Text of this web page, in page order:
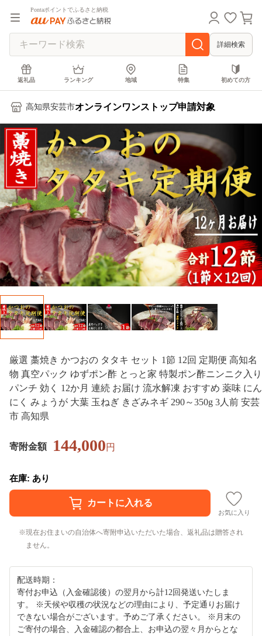
Pontaポイントでふるさと納税
詳細検索
返礼品 ランキング 地域 特集 初めての方
高知県安芸市オンラインワンストップ申請対象
厳選 藁焼き かつおの タタキ セット 1節 12回 定期便 高知名
物 真空パック ゆずポン酢 とっと家 特製ポン酢ニンニク入り
パンチ 効く 12か月 連続 お届け 流水解凍 おすすめ 薬味 にん
にく みょうが 大葉 玉ねぎ きざみネギ 290～350g 3人前 安芸
市 高知県
寄附金額 144,000円
在庫: あり
お気に入り
現在お住まいの自治体へ寄附申込いただいた場合、返礼品は贈答され
ません。
配送時期：
寄付お申込（入金確認後）の翌月から計12回発送いたしま
す。 ※天候や収穫の状況などの理由により、予定通りお届け
できない場合がございます。予めご了承ください。 ※月末の
ご寄付の場合、入金確認の都合上、お申込の翌々月からとな